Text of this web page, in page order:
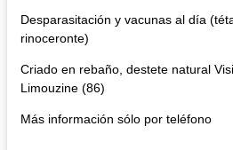
Desparasitación y vacunas al día
rinoceronte)
Criado en rebaño, destete natural
Limouzine (86)
Más información sólo por teléfono